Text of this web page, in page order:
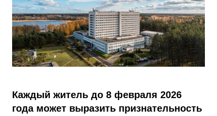
Каждый житель до 8 февраля 2026
года может выразить признательность